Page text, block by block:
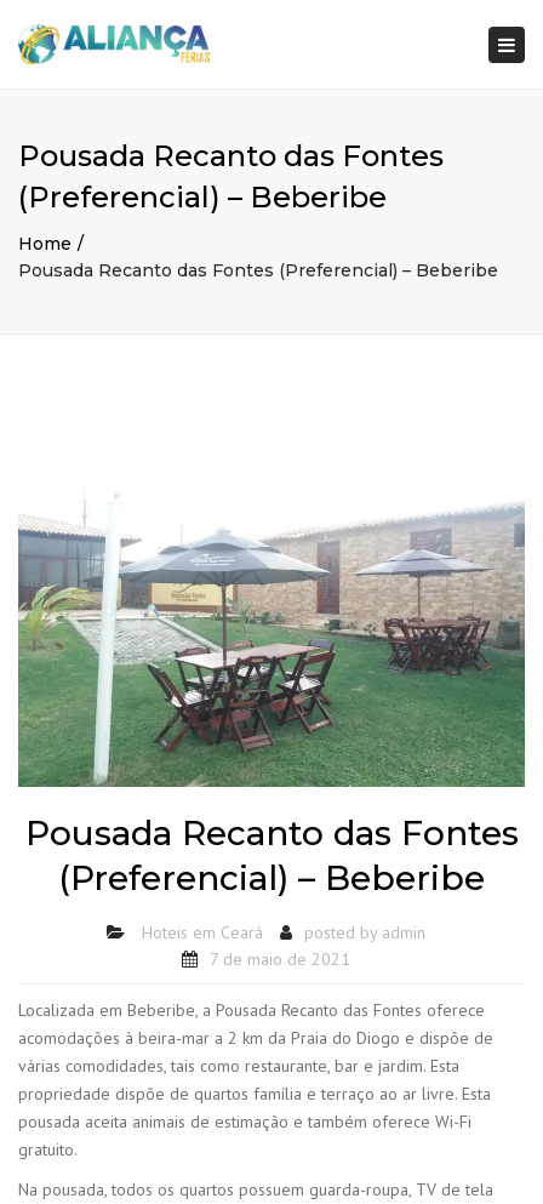
Pousada Recanto das Fontes
(Preferencial) – Beberibe
Home
Pousada Recanto das Fontes (Preferencial) – Beberibe
Pousada Recanto das Fontes
(Preferencial) – Beberibe
Hoteis em Ceará posted by admin
7 de maio de 2021
Localizada em Beberibe, a Pousada Recanto das Fontes oferece
acomodações à beira-mar a 2 km da Praia do Diogo e dispõe de
várias comodidades, tais como restaurante, bar e jardim. Esta
propriedade dispõe de quartos família e terraço ao ar livre. Esta
pousada aceita animais de estimação e também oferece Wi-Fi
gratuito.
Na pousada, todos os quartos possuem guarda-roupa, TV de tela